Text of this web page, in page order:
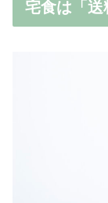
宅食は「送